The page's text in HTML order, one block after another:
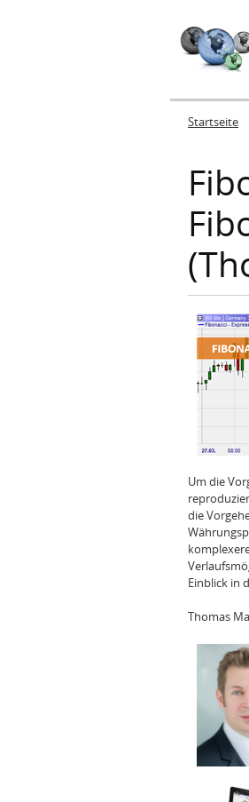
Sie
Startseite
Um die
die
Einblick in
Thomas